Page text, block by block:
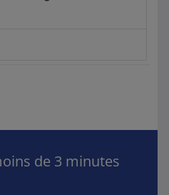
de 3 minutes